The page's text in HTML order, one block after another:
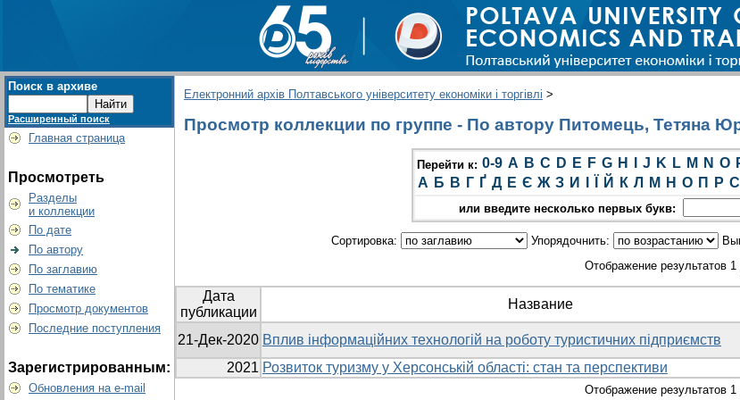
Поиск в архиве
Расширенный поиск
Главная страница
Просмотреть
Разделы
и коллекции
По дате
По автору
По заглавию
По тематике
Просмотр документов
Последние поступления
Зарегистрированным:
Обновления на e-mail
Електронний архів Полтавського університету економіки і торгівлі >
Просмотр коллекции по группе - По автору Питомець, Тетяна
Перейти к: 0-9 A B C D E F G H J K L M N O
А Б В Г Ґ Д Е Є Ж З И Й К Л М Н О П Р С
или введите несколько первых букв:
Сортировка: Упорядочнить:
Отображение результатов
Дата
публикации
Название
21-Дек-2020 Вплив інформаційних технологій на роботу туристичних підприємств
2021 Розвиток туризму у Херсонській області: стан та перспективи
Отображение результатов